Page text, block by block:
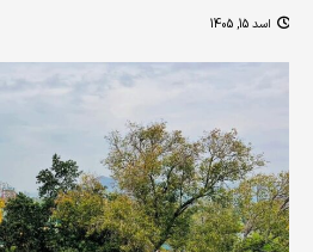
اسد 15, 1405